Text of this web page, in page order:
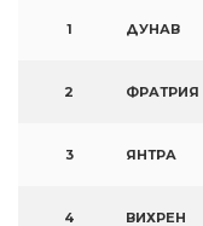
1 ДУНАВ
2 ФРАТРИЯ
3 ЯНТРА
4 ВИХРЕН